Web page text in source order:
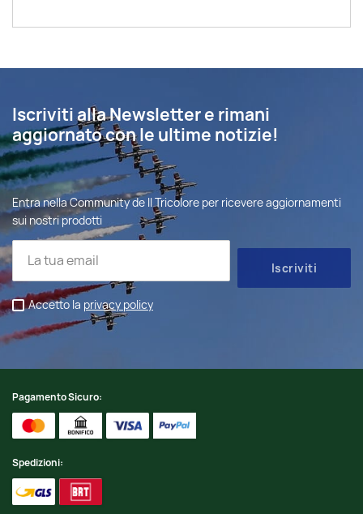
Iscriviti alla Newsletter e rimani
aggiornato con le ultime notizie!
Entra nella Community de Il Tricolore per ricevere aggiornamenti
sui nostri prodotti
Accetto la privacy policy
Pagamento Sicuro:
Spedizioni: